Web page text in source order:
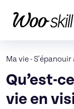
Ma vie-
Qu’est-
vie en